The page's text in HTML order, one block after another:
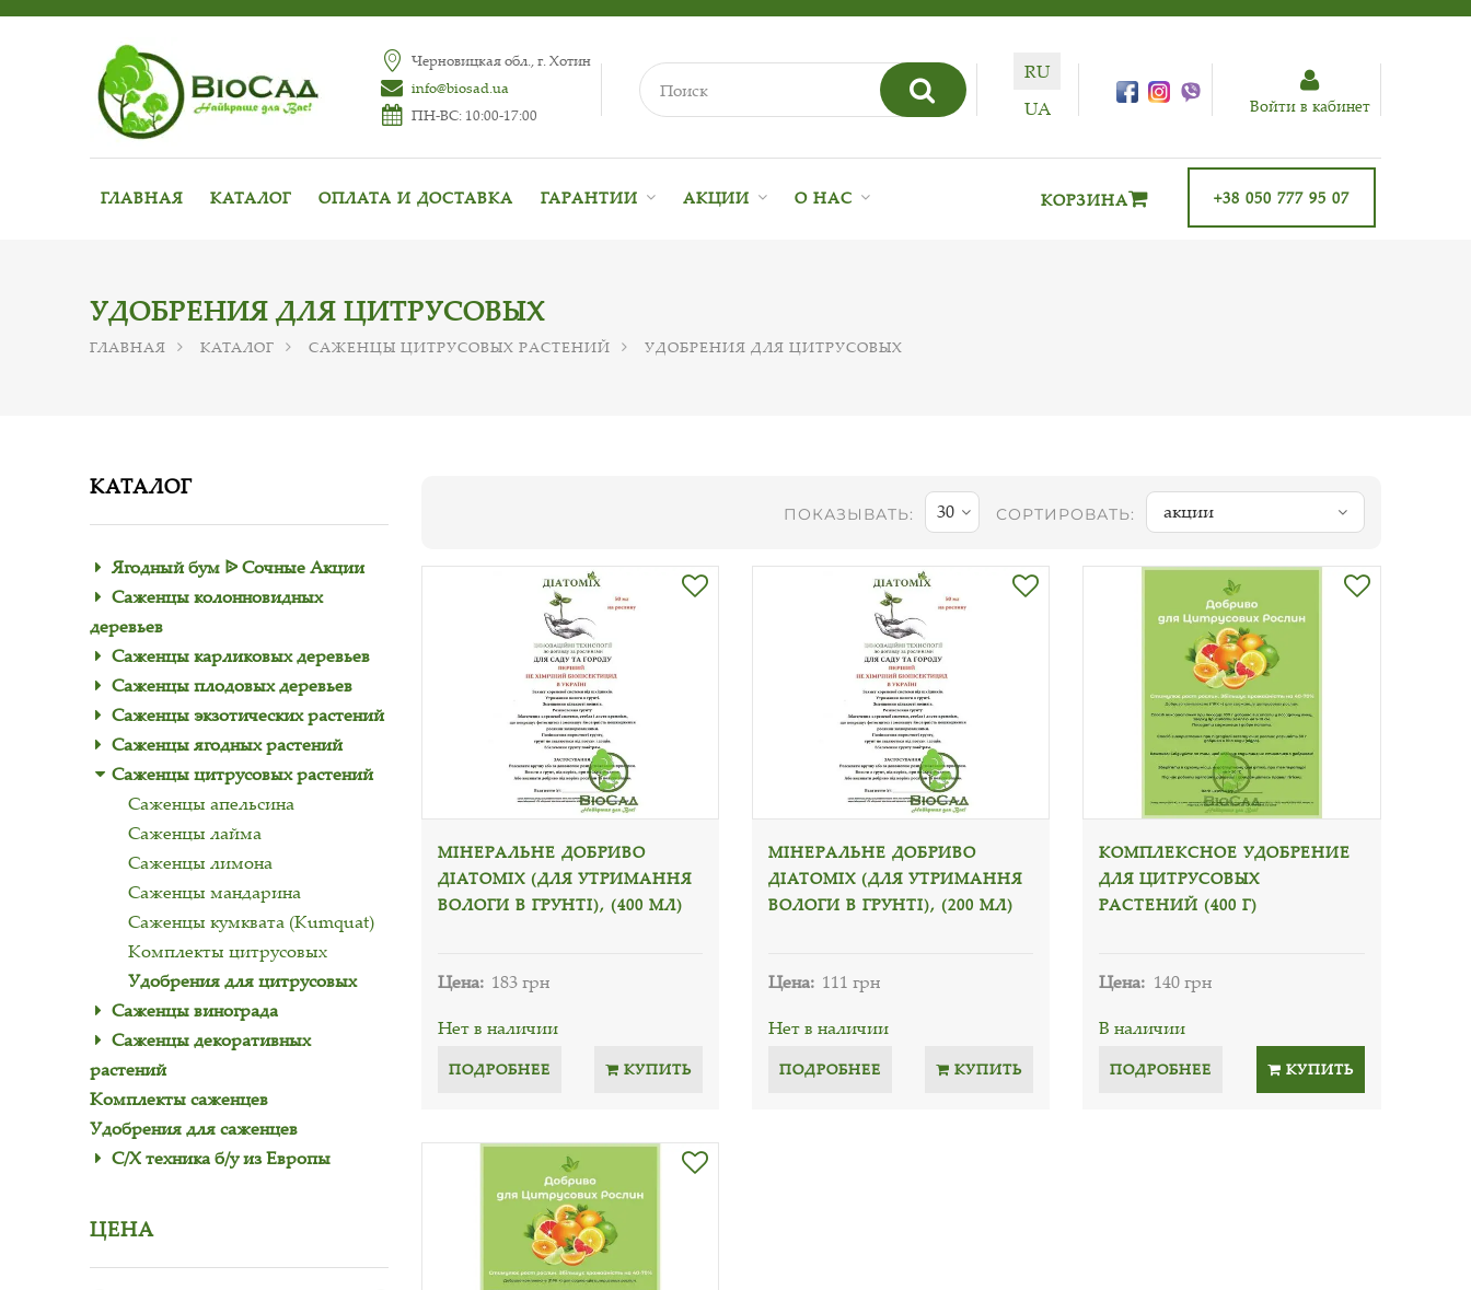
Черновицкая обл., г. Хотин
info@biosad.ua
ПН-ВС: 10:00-17:00
RU
UA
Войти в кабинет
ГЛАВНАЯ КАТАЛОГ ОПЛАТА И ДОСТАВКА ГАРАНТИИ АКЦИИ О НАС +38 050 777 95 07
КОРЗИНА
УДОБРЕНИЯ ДЛЯ ЦИТРУСОВЫХ
ГЛАВНАЯ КАТАЛОГ САЖЕНЦЫ ЦИТРУСОВЫХ РАСТЕНИЙ УДОБРЕНИЯ ДЛЯ ЦИТРУСОВЫХ
КАТАЛОГ
Ягодный бум ᐉ Сочные Акции
Саженцы колонновидных
деревьев
Саженцы карликовых деревьев
Саженцы плодовых деревьев
Саженцы экзотических растений
Саженцы ягодных растений
Саженцы цитрусовых растений
Саженцы апельсина
Саженцы лайма
Саженцы лимона
Саженцы мандарина
Саженцы кумквата (Kumquat)
Комплекты цитрусовых
Удобрения для цитрусовых
Саженцы винограда
Саженцы декоративных
растений
Комплекты саженцев
Удобрения для саженцев
С/Х техника б/у из Европы
ЦЕНА
ПОКАЗЫВАТЬ: 30 СОРТИРОВАТЬ: акции
МІНЕРАЛЬНЕ ДОБРИВО
ДІАТОМІХ (ДЛЯ УТРИМАННЯ
ВОЛОГИ В ГРУНТІ), (400 МЛ)
Цена: 183 грн
Нет в наличии
ПОДРОБНЕЕ КУПИТЬ
МІНЕРАЛЬНЕ ДОБРИВО
ДІАТОМІХ (ДЛЯ УТРИМАННЯ
ВОЛОГИ В ГРУНТІ), (200 МЛ)
Цена: 111 грн
Нет в наличии
ПОДРОБНЕЕ КУПИТЬ
КОМПЛЕКСНОЕ УДОБРЕНИЕ
ДЛЯ ЦИТРУСОВЫХ
РАСТЕНИЙ (400 Г)
Цена: 140 грн
В наличии
ПОДРОБНЕЕ КУПИТЬ